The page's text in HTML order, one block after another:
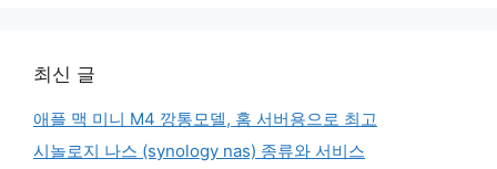
최신 글
애플 맥 미니 M4 깡통모델, 홈 서버용으로 최고
시놀로지 나스 (synology nas) 종류와 서비스